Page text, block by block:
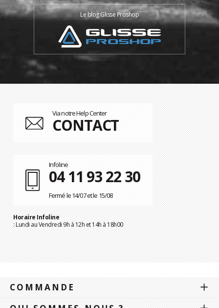
Le blog Glisse Proshop
Via notre Help Center
CONTACT
Infoline
04 11 93 22 30
Fermé le 14/07 et le 15/08
Horaire Infoline
: Lundi au Vendredi 9h à 12h et 14h à 18h00
COMMANDE